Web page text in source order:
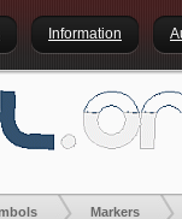
Information
Markers